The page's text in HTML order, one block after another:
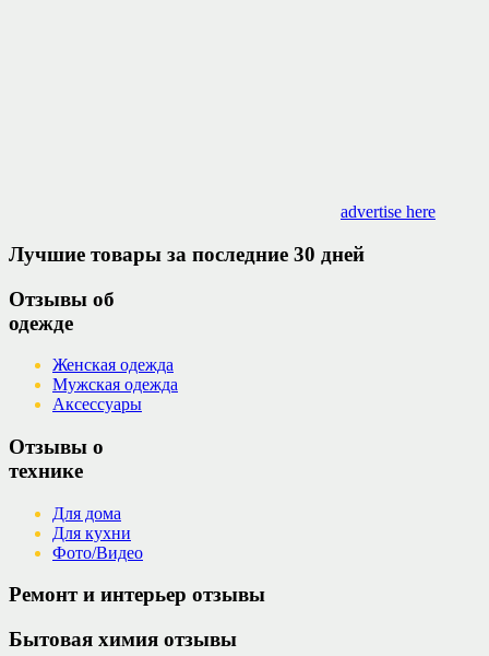
advertise here
Лучшие товары за последние 30 дней
Отзывы об
одежде
Женская одежда
Мужская одежда
Аксессуары
Отзывы о
технике
Для дома
Для кухни
Фото/Видео
Ремонт и интерьер отзывы
Бытовая химия отзывы